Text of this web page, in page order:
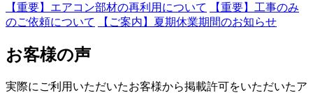
【重要】エアコン部材の再利用について
【重要】工事のみ
のご依頼について
【ご案内】夏期休業期間のお知らせ
お客様の声
実際にご利用いただいたお客様から掲載許可をいただいたア